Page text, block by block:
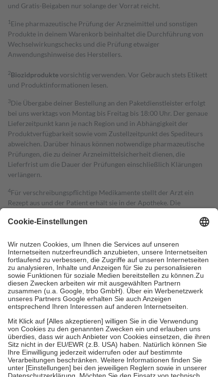
und Gratis-Beigaben nur solange der Vorrat reicht.
1 Eine pharmazeutische Prüfung der Arzneimittel und sonstigen
Produkte in deinem Warenkorb beinhaltet die Durchführung von
Wechselwirkungschecks und die Prüfung etwaiger
Anwendungshinweise des Herstellers.
2Biozidproduktevorsichtig verwenden. Vor Gebrauch stets Etikett
und Produktinformationen lesen.
3Die Übergabe deiner Bestellung an den Paketdienstleister erfolgt
bei uns werktags von Montag bis Freitag bis 18:00 Uhr. Der genaue
Lieferzeitpunkt kann je nach Region und in Abhängigkeit der
Produktverfügbarkeit sowie vom Zustellzeitpunkt des Spediteurs
abweichen. Darüber hinaus können notwendige pharmazeutische
Prüfungen, die zu deiner Arzneimittelsicherheit dienen, die
Lieferfrist um die Dauer der Prüfungen einschließlich Klärungen
verlängern.
4Für verschreibungspflichtige Medikamente stellt der Arzt ein
Rezept aus und der Patient erhält sie in der Apotheke. Die
Kosten dafür, der Versicherte trägt einen Teil davon als Zuzahlung
Grundsätzlich leisten Mitglieder Zuzahlungen in Höhe von zehn
Prozent des Abgabepreises,mindestensjedochfünf Euround
höchstens zehn Euro.Es sind jedoch nie mehr als die tatsächlichen
Kosten der Leistung zu entrichten.
Diese Regeln gelten grundsätzlich auch für Online-Apotheken.
Bei Heilmitteln und häuslicher Krankenpflege beträgt die
Zuzahlung zehn Prozent der Kosten sowie zehn Euro je
Um das Engagement der Versicherten für ihre eigene Gesundheit zu
stärken und die besondere Stellung der Familie zu unterstützen,
fallenkeine Zuzahlungen an bei:
• Kindern und Jugendlichen bis zum vollendeten 18. Lebensjahr
mit Ausnahme der Fahrkosten